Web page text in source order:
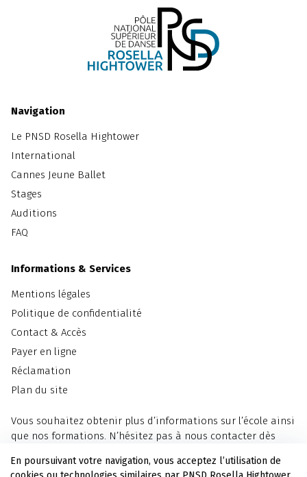
Navigation
Le PNSD Rosella Hightower
International
Cannes Jeune Ballet
Stages
Auditions
FAQ
Informations & Services
Mentions légales
Politique de confidentialité
Contact & Accès
Payer en ligne
Réclamation
Plan du site
Vous souhaitez obtenir plus d’informations sur l’école ainsi
que nos formations. N’hésitez pas à nous contacter dès
En poursuivant votre navigation, vous acceptez l’utilisation de